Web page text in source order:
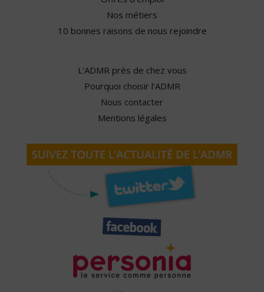
Nos métiers
10 bonnes raisons de nous rejoindre
L'ADMR près de chez vous
Pourquoi choisir l'ADMR
Nous contacter
Mentions légales